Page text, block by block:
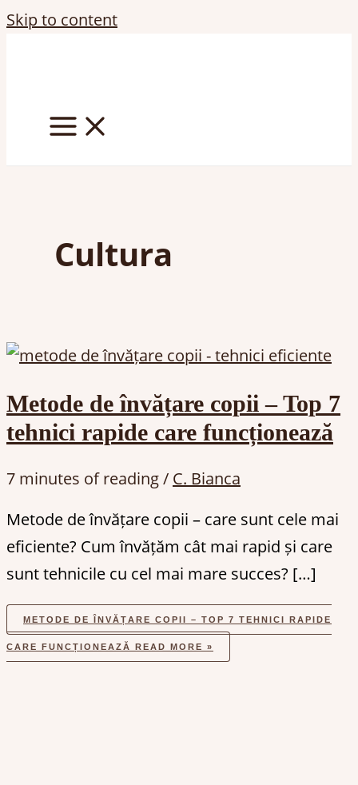
Skip to content
Cultura
Metode de învățare copii – Top 7
tehnici rapide care funcționează
7 minutes of reading/ C. Bianca
Metode de învățare copii – care sunt cele mai
eficiente? Cum învățăm cât mai rapid și care
sunt tehnicile cu cel mai mare succes? […]
METODE DE ÎNVĂȚARE COPII – TOP 7 TEHNICI RAPIDE
CARE FUNCȚIONEAZĂ READ MORE »